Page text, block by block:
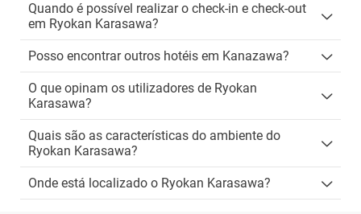
Quando é possível realizar o check-in e check-out
em Ryokan Karasawa?
Posso encontrar outros hotéis em Kanazawa?
O que opinam os utilizadores de Ryokan
Karasawa?
Quais são as características do ambiente do
Ryokan Karasawa?
Onde está localizado o Ryokan Karasawa?